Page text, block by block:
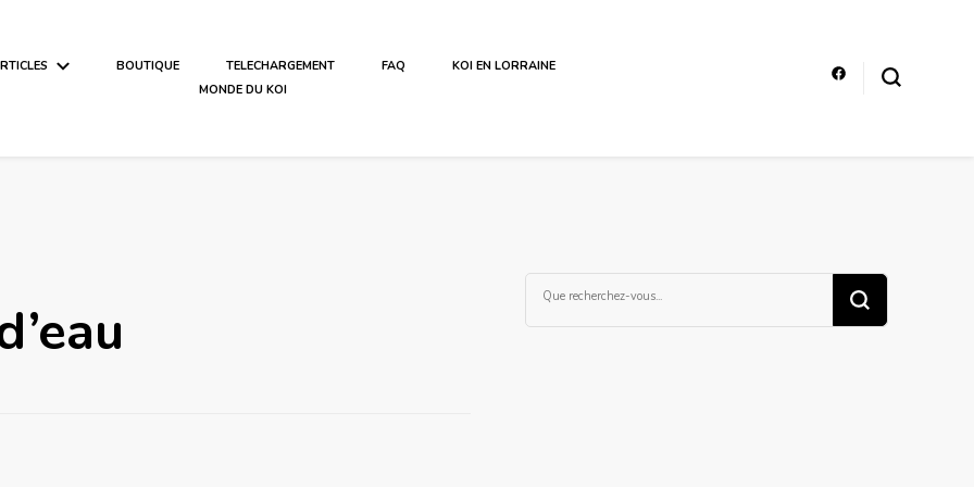
BOUTIQUE TELECHARGEMENT FAQ
KOI EN LORRAINE
MONDE DU KOI
recherchiez
quelque